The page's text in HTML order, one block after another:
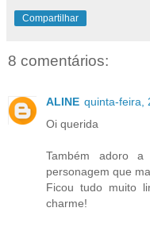
Compartilhar
8 comentários:
ALINE quinta-feira,
Oi querida
Também adoro
personagem que
Ficou tudo muito
charme!